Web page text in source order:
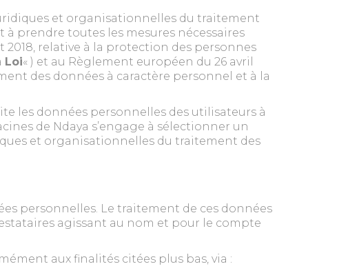
et organisationnelles du traitement
à prendre toutes les mesures nécessaires
relative à la protection des personnes
Loi« ) et au Règlement européen du 26 avril
des données à caractère personnel et à la
les données personnelles des utilisateurs à
de Ndaya s’engage à sélectionner un
et organisationnelles du traitement des
personnelles. Le traitement de ces données
agissant au nom et pour le compte
aux finalités citées plus bas, via :